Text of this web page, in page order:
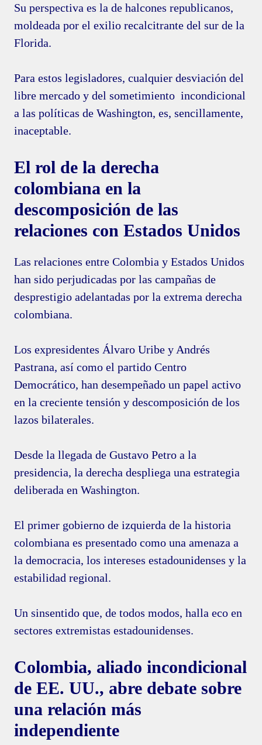
Su perspectiva es la de halcones republicanos,
moldeada por el exilio recalcitrante del sur de la
Florida.
Para estos legisladores, cualquier desviación del
libre mercado y del sometimiento incondicional
a las políticas de Washington, es, sencillamente,
inaceptable.
El rol de la derecha
colombiana en la
descomposición de las
relaciones con Estados Unidos
Las relaciones entre Colombia y Estados Unidos
han sido perjudicadas por las campañas de
desprestigio adelantadas por la extrema derecha
colombiana.
Los expresidentes Álvaro Uribe y Andrés
Pastrana, así como el partido Centro
Democrático, han desempeñado un papel activo
en la creciente tensión y descomposición de los
lazos bilaterales.
Desde la llegada de Gustavo Petro a la
presidencia, la derecha despliega una estrategia
deliberada en Washington.
El primer gobierno de izquierda de la historia
colombiana es presentado como una amenaza a
la democracia, los intereses estadounidenses y la
estabilidad regional.
Un sinsentido que, de todos modos, halla eco en
sectores extremistas estadounidenses.
Colombia, aliado incondicional
de EE. UU., abre debate sobre
una relación más
independiente